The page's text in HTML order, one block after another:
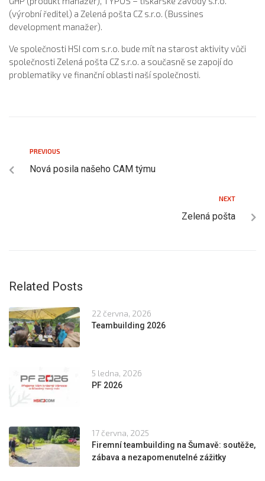
(výrobní ředitel) a Zelená pošta CZ s.r.o. (Bussines
development manažer).
Ve společnosti HSI com s.r.o. bude mít na starost aktivity vůči
společnosti Zelená pošta CZ s.r.o. a současně se zapojí do
problematiky ve finanční oblasti naší společnosti.
PREVIOUS
Nová posila našeho CAM týmu
NEXT
Zelená pošta
Related Posts
22 června, 2026
Teambuilding 2026
5 ledna, 2026
PF 2026
17 června, 2025
Firemní teambuilding na Šumavě: soutěže,
zábava a nezapomenutelné zážitky